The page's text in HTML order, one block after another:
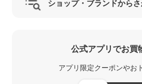
ショップ・ブランドから
公式アプリでお買
アプリ限定クーポンやお